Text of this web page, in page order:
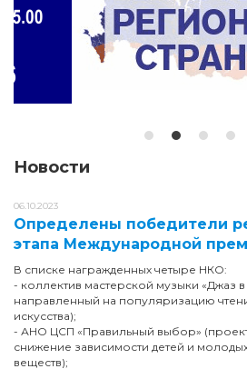
Новости
06.10.2023
Определены победители
этапа Международной
В списке награжденных четыре НКО:
- коллектив мастерской музыки «Джаз в
направленный на популяризацию
искусства);
- АНО ЦСП «Правильный выбор»
снижение зависимости детей и
веществ);